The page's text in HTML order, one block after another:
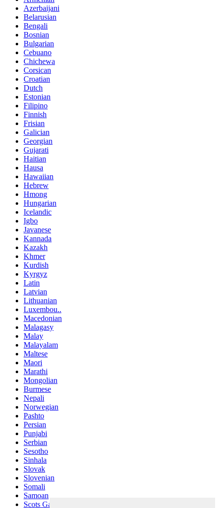
Azerbaijani
Belarusian
Bengali
Bosnian
Bulgarian
Cebuano
Chichewa
Corsican
Croatian
Dutch
Estonian
Filipino
Finnish
Frisian
Galician
Georgian
Gujarati
Haitian
Hausa
Hawaiian
Hebrew
Hmong
Hungarian
Icelandic
Igbo
Javanese
Kannada
Kazakh
Khmer
Kurdish
Kyrgyz
Latin
Latvian
Lithuanian
Luxembou..
Macedonian
Malagasy
Malay
Malayalam
Maltese
Maori
Marathi
Mongolian
Burmese
Nepali
Norwegian
Pashto
Persian
Punjabi
Serbian
Sesotho
Sinhala
Slovak
Slovenian
Somali
Samoan
Scots Gaelic